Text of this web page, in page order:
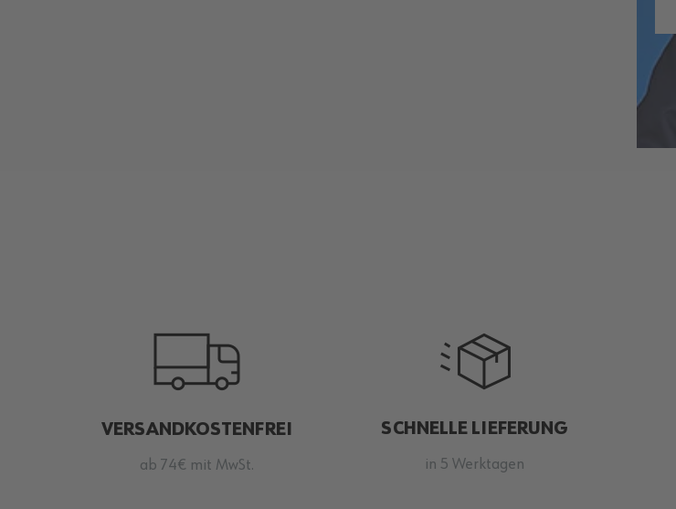
VERSANDKOSTENFREI
ab 74€ mit MwSt.
SCHNELLE LIEFERUNG
in 5 Werktagen